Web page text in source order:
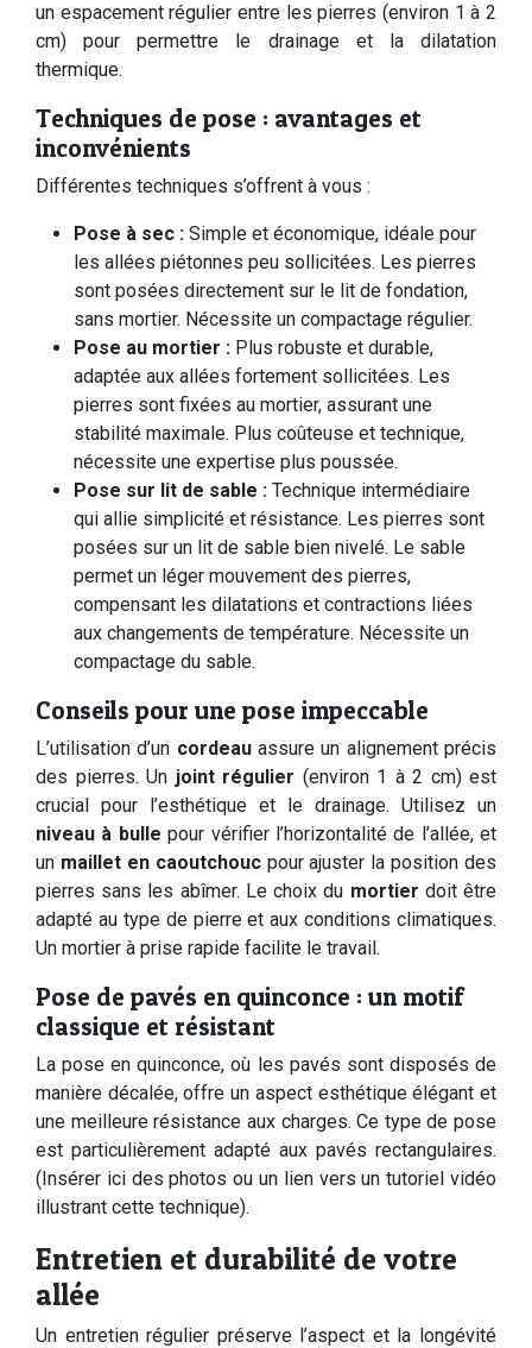
un espacement régulier entre les pierres (environ 1 à 2
cm) pour permettre le drainage et la dilatation
thermique.
Techniques de pose : avantages et
inconvénients
Différentes techniques s’offrent à vous :
Pose à sec : Simple et économique, idéale pour
les allées piétonnes peu sollicitées. Les pierres
sont posées directement sur le lit de fondation,
sans mortier. Nécessite un compactage régulier.
Pose au mortier : Plus robuste et durable,
adaptée aux allées fortement sollicitées. Les
pierres sont fixées au mortier, assurant une
stabilité maximale. Plus coûteuse et technique,
nécessite une expertise plus poussée.
Pose sur lit de sable : Technique intermédiaire
qui allie simplicité et résistance. Les pierres sont
posées sur un lit de sable bien nivelé. Le sable
permet un léger mouvement des pierres,
compensant les dilatations et contractions liées
aux changements de température. Nécessite un
compactage du sable.
Conseils pour une pose impeccable
L’utilisation d’un cordeauassure un alignement précis
des pierres. Un joint régulier (environ 1 à 2 cm) est
crucial pour l’esthétique et le drainage. Utilisez un
niveau à bullepour vérifier l’horizontalité de l’allée, et
un maillet en caoutchouc pour ajuster la position des
pierres sans les abîmer. Le choix du mortier doit être
adapté au type de pierre et aux conditions climatiques.
Un mortier à prise rapide facilite le travail.
Pose de pavés en quinconce : un motif
classique et résistant
La pose en quinconce, où les pavés sont disposés de
manière décalée, offre un aspect esthétique élégant et
une meilleure résistance aux charges. Ce type de pose
est particulièrement adapté aux pavés rectangulaires.
(Insérer ici des photos ou un lien vers un tutoriel vidéo
illustrant cette technique).
Entretien et durabilité de votre
allée
Un entretien régulier préserve l’aspect et la longévité